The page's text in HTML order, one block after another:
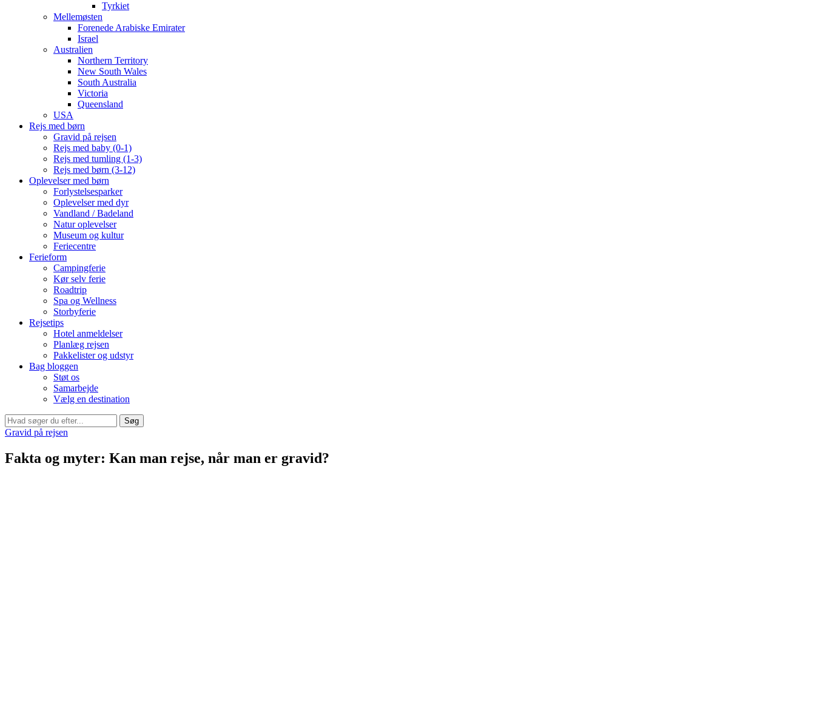
Tyrkiet
Mellemøsten
Forenede Arabiske Emirater
Israel
Australien
Northern Territory
New South Wales
South Australia
Victoria
Queensland
USA
Rejs med børn
Gravid på rejsen
Rejs med baby (0-1)
Rejs med tumling (1-3)
Rejs med børn (3-12)
Oplevelser med børn
Forlystelsesparker
Oplevelser med dyr
Vandland / Badeland
Natur oplevelser
Museum og kultur
Feriecentre
Ferieform
Campingferie
Kør selv ferie
Roadtrip
Spa og Wellness
Storbyferie
Rejsetips
Hotel anmeldelser
Planlæg rejsen
Pakkelister og udstyr
Bag bloggen
Støt os
Samarbejde
Vælg en destination
Søg
Gravid på rejsen
Fakta og myter: Kan man rejse, når man er gravid?